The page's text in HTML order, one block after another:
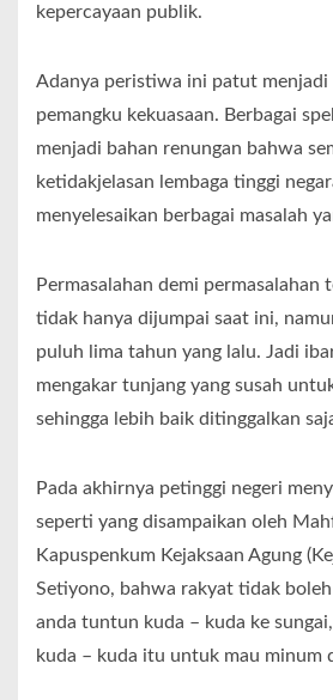
kepercayaan publik.
Adanya peristiwa ini patut menjadi
pemangku kekuasaan. Berbagai
menjadi bahan renungan bahwa
ketidakjelasan lembaga tinggi
menyelesaikan berbagai masalah
Permasalahan demi permasalahan
tidak hanya dijumpai saat ini,
puluh lima tahun yang lalu. Jadi
mengakar tunjang yang susah
sehingga lebih baik ditinggalkan
Pada akhirnya petinggi negeri
seperti yang disampaikan oleh
Kapuspenkum Kejaksaan Agung
Setiyono, bahwa rakyat tidak
anda tuntun kuda – kuda ke
kuda – kuda itu untuk mau minum